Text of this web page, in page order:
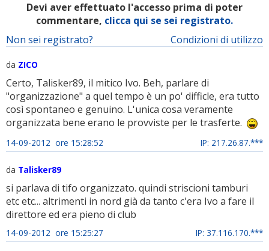
Devi aver effettuato l'accesso prima di poter
commentare, clicca qui se sei registrato.
Condizioni di utilizzo
Non sei registrato?
da ZICO
Certo, Talisker89, il mitico Ivo. Beh, parlare di
"organizzazione" a quel tempo è un po' difficle, era tutto
così spontaneo e genuino. L'unica cosa veramente
organizzata bene erano le provviste per le trasferte.
14-09-2012 ore 15:28:52 IP: 217.26.87.***
da Talisker89
si parlava di tifo organizzato. quindi striscioni tamburi
etc etc... altrimenti in nord già da tanto c'era Ivo a fare il
direttore ed era pieno di club
14-09-2012 ore 15:25:27 IP: 37.116.170.***